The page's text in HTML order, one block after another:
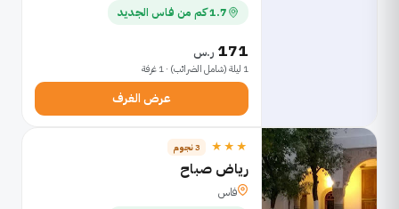
1.7 كم من فاس الجديد
171 ر.س
1 ليلة (شامل الضرائب) · 1 غرفة
عرض الغرف
★★★ 3 نجوم
رياض صباح
فاس